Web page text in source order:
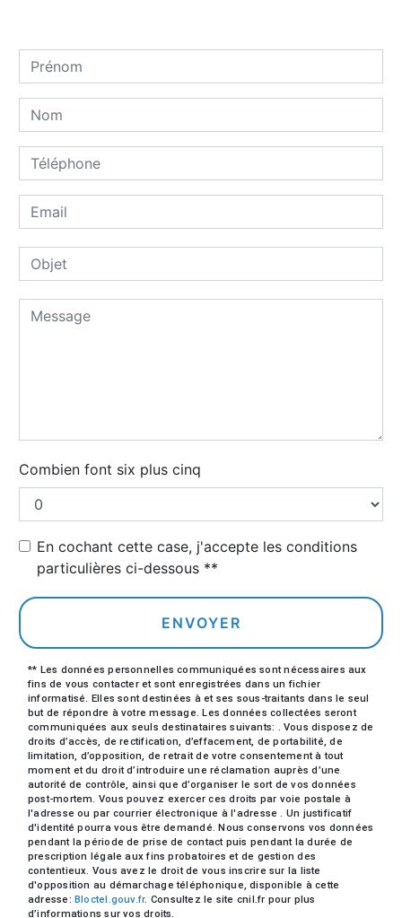
Combien font six plus cinq
En cochant cette case, j'accepte les conditions
particulières ci-dessous **
ENVOYER
** Les données personnelles communiquées sont nécessaires aux
fins de vous contacter et sont enregistrées dans un fichier
informatisé. Elles sont destinées à et ses sous-traitants dans le seul
but de répondre à votre message. Les données collectées seront
communiquées aux seuls destinataires suivants: . Vous disposez de
droits d’accès, de rectification, d’effacement, de portabilité, de
limitation, d’opposition, de retrait de votre consentement à tout
moment et du droit d’introduire une réclamation auprès d’une
autorité de contrôle, ainsi que d’organiser le sort de vos données
post-mortem. Vous pouvez exercer ces droits par voie postale à
l'adresse ou par courrier électronique à l'adresse . Un justificatif
d'identité pourra vous être demandé. Nous conservons vos données
pendant la période de prise de contact puis pendant la durée de
prescription légale aux fins probatoires et de gestion des
contentieux. Vous avez le droit de vous inscrire sur la liste
d'opposition au démarchage téléphonique, disponible à cette
adresse:Bloctel.gouv.fr. Consultez le site cnil.fr pour plus
d’informations sur vos droits.